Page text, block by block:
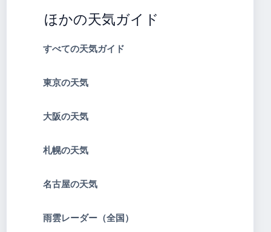
ほかの天気ガイド
すべての天気ガイド
東京の天気
大阪の天気
札幌の天気
名古屋の天気
雨雲レーダー（全国）